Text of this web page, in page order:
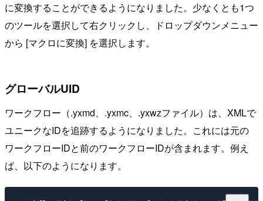
に変換することができるようになりました。少なくとも1つ
のツールを選択して右クリックし、ドロップダウンメニュー
から [マクロに変換] を選択します。
グローバルUID
ワークフロー（.yxmd、.yxmc、.yxwzファイル）は、XMLで
ユニークなIDを追跡するようになりました。これには元の
ワークフローIDと前のワークフローIDが含まれます。例え
ば、以下のようになります。